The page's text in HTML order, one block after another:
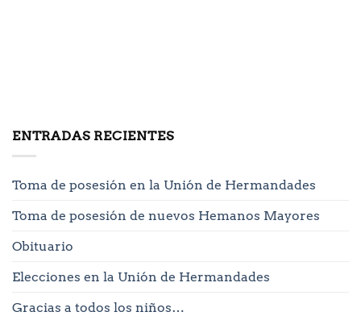
ENTRADAS RECIENTES
Toma de posesión en la Unión de Hermandades
Toma de posesión de nuevos Hemanos Mayores
Obituario
Elecciones en la Unión de Hermandades
Gracias a todos los niños…